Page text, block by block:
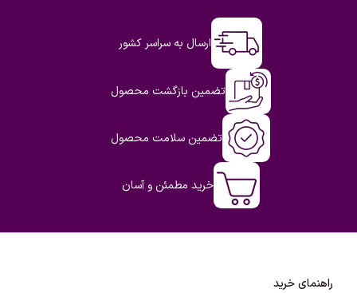
ارسال به سراسر کشور
تضمین بازگشت محصول
تضمین سلامت محصول
خرید مطمئن و آسان
راهنمای خرید